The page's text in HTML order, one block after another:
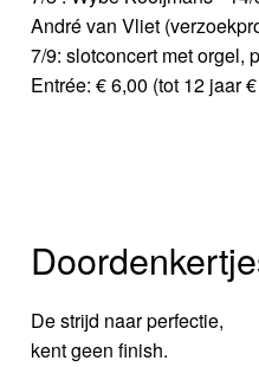
André van Vliet
7/9: slotconcert met orgel,
Entrée: € 6,00 (tot 12 jaar
De strijd naar perfectie,
kent geen finish.